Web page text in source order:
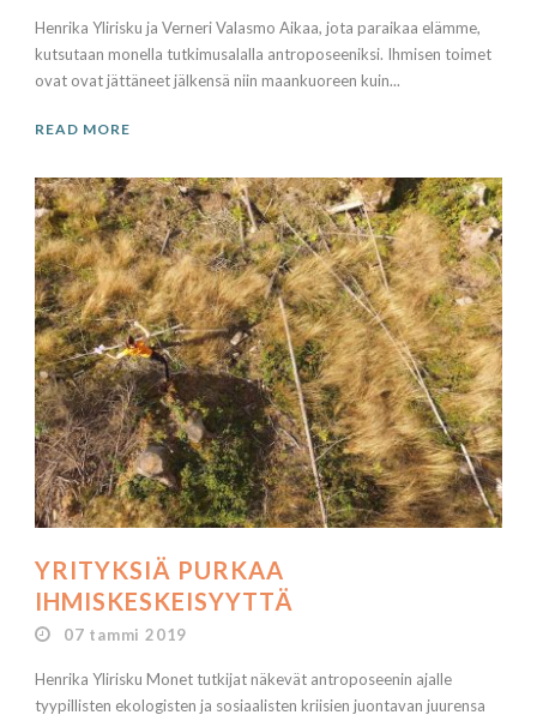
Henrika Ylirisku ja Verneri Valasmo Aikaa, jota paraikaa elämme,
kutsutaan monella tutkimusalalla antroposeeniksi. Ihmisen toimet
ovat ovat jättäneet jälkensä niin maankuoreen kuin...
READ MORE
YRITYKSIÄ PURKAA
IHMISKESKEISYYTTÄ
07 tammi 2019
Henrika Ylirisku Monet tutkijat näkevät antroposeenin ajalle
tyypillisten ekologisten ja sosiaalisten kriisien juontavan juurensa